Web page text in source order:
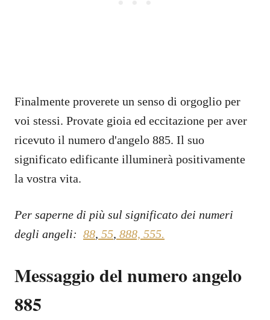
Finalmente proverete un senso di orgoglio per
voi stessi. Provate gioia ed eccitazione per aver
ricevuto il numero d'angelo 885. Il suo
significato edificante illuminerà positivamente
la vostra vita.
Per saperne di più sul significato dei numeri
degli angeli: 88, 55, 888, 555.
Messaggio del numero angelo
885